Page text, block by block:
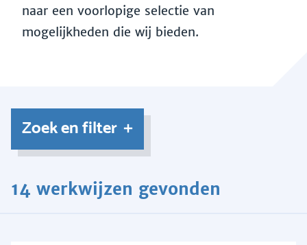
naar een voorlopige selectie van
mogelijkheden die wij bieden.
Zoek en filter
14 werkwijzen gevonden